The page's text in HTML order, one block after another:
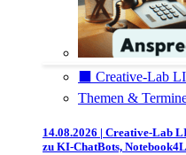
⬛️ Creative-Lab
Themen &
14.08.2026 | Creative-Lab
zu KI-ChatBots,